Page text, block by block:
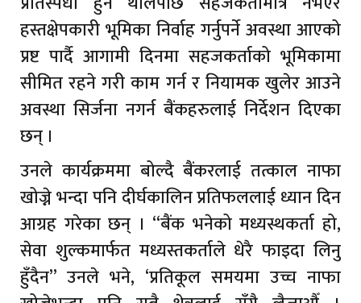
हस्तक्षेपकारी भूमिका निर्वाह गर्नुपर्ने अवस्था आएको
प्रष्ट पार्दै आगामी दिनमा सहजकर्ताको भूमिकामा
सीमित रहने गरी काम गर्न र नियामक खुलेर आउने
अवस्था सिर्जना नगर्न बैंकहरुलाई निर्देशन दिएका
छन् ।
उनले कार्यक्रममा बोल्दै बैंकरलाई तत्काल नाफा
खोज्ने भन्दा पनि दीर्घकालिन प्रतिफललाई ध्यान दिन
आग्रह गरेका छन् । “बैंक भनेको मध्यस्थकर्ता हो,
सेवा शुल्कमार्फत मध्यस्तकर्ताले धेरै फाइदा लिनु
हुँदैन” उनले भने, ‘प्रतिकूल समयमा उच्च नाफा